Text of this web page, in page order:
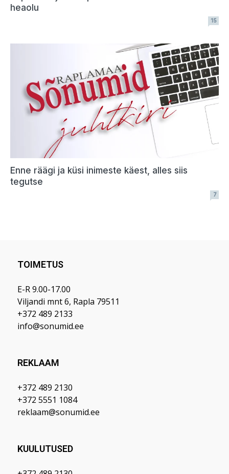
TOIMETUS
E-R 9.00-17.00
Viljandi mnt 6, Rapla 79511
+372 489 2133
info@sonumid.ee
REKLAAM
+372 489 2130
+372 5551 1084
reklaam@sonumid.ee
KUULUTUSED